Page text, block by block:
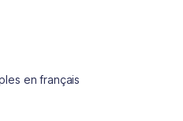
en français